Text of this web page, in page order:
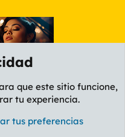
que este sitio funcione,
tu experiencia.
tus preferencias